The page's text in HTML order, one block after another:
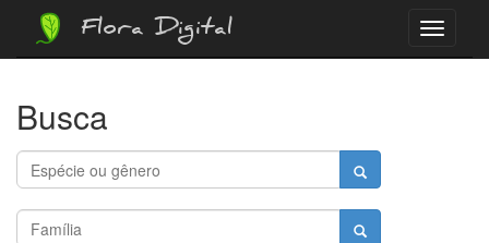
Menu
Flora Digital
Busca